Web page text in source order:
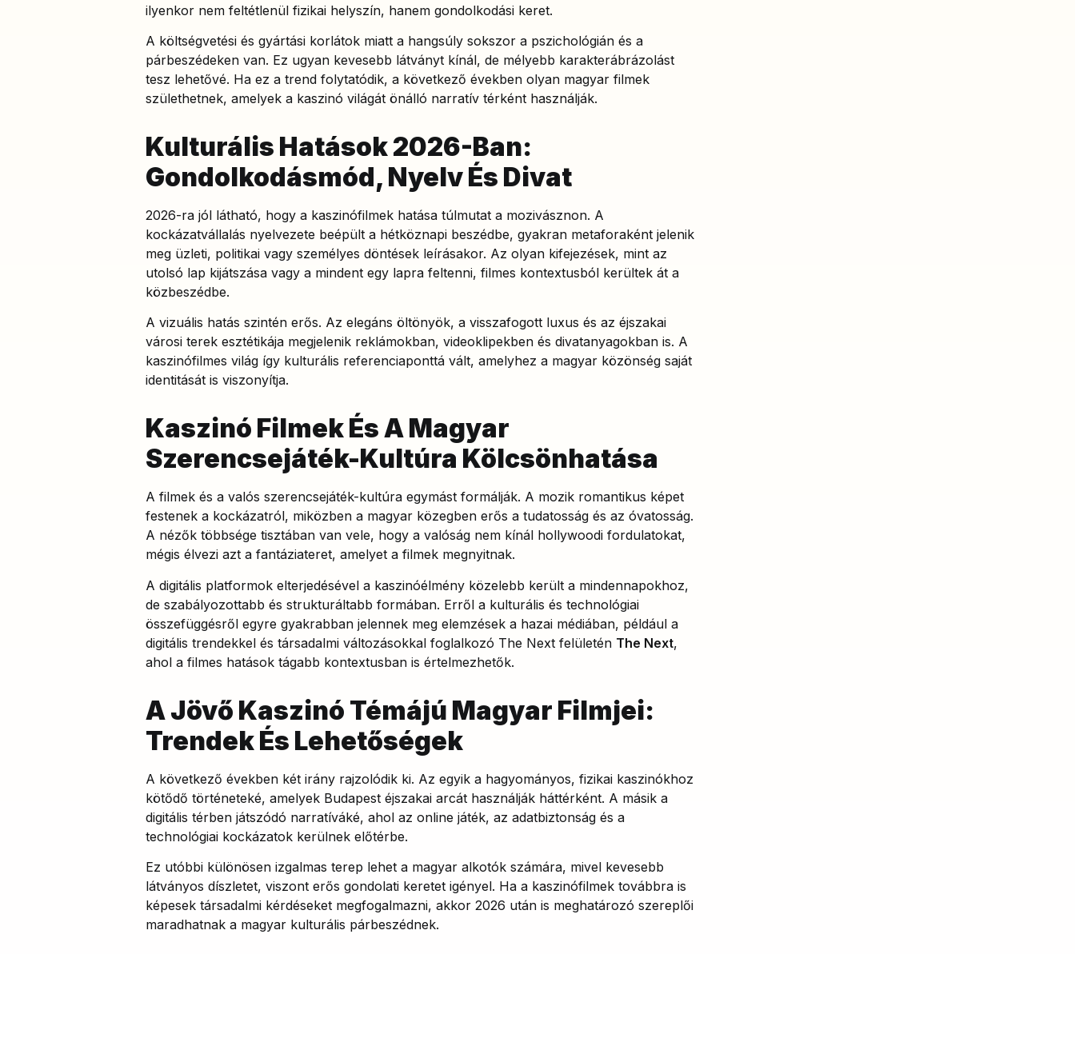
ilyenkor nem feltétlenül fizikai helyszín, hanem gondolkodási keret.
A költségvetési és gyártási korlátok miatt a hangsúly sokszor a pszichológián és a
párbeszédeken van. Ez ugyan kevesebb látványt kínál, de mélyebb karakterábrázolást
tesz lehetővé. Ha ez a trend folytatódik, a következő években olyan magyar filmek
születhetnek, amelyek a kaszinó világát önálló narratív térként használják.
Kulturális Hatások 2026-Ban:
Gondolkodásmód, Nyelv És Divat
2026-ra jól látható, hogy a kaszinófilmek hatása túlmutat a mozivásznon. A
kockázatvállalás nyelvezete beépült a hétköznapi beszédbe, gyakran metaforaként jelenik
meg üzleti, politikai vagy személyes döntések leírásakor. Az olyan kifejezések, mint az
utolsó lap kijátszása vagy a mindent egy lapra feltenni, filmes kontextusból kerültek át a
közbeszédbe.
A vizuális hatás szintén erős. Az elegáns öltönyök, a visszafogott luxus és az éjszakai
városi terek esztétikája megjelenik reklámokban, videoklipekben és divatanyagokban is. A
kaszinófilmes világ így kulturális referenciaponttá vált, amelyhez a magyar közönség saját
identitását is viszonyítja.
Kaszinó Filmek És A Magyar
Szerencsejáték-Kultúra Kölcsönhatása
A filmek és a valós szerencsejáték-kultúra egymást formálják. A mozik romantikus képet
festenek a kockázatról, miközben a magyar közegben erős a tudatosság és az óvatosság.
A nézők többsége tisztában van vele, hogy a valóság nem kínál hollywoodi fordulatokat,
mégis élvezi azt a fantáziateret, amelyet a filmek megnyitnak.
A digitális platformok elterjedésével a kaszinóélmény közelebb került a mindennapokhoz,
de szabályozottabb és strukturáltabb formában. Erről a kulturális és technológiai
összefüggésről egyre gyakrabban jelennek meg elemzések a hazai médiában, például a
digitális trendekkel és társadalmi változásokkal foglalkozó The Next felületén The Next,
ahol a filmes hatások tágabb kontextusban is értelmezhetők.
A Jövő Kaszinó Témájú Magyar Filmjei:
Trendek És Lehetőségek
A következő években két irány rajzolódik ki. Az egyik a hagyományos, fizikai kaszinókhoz
kötődő történeteké, amelyek Budapest éjszakai arcát használják háttérként. A másik a
digitális térben játszódó narratíváké, ahol az online játék, az adatbiztonság és a
technológiai kockázatok kerülnek előtérbe.
Ez utóbbi különösen izgalmas terep lehet a magyar alkotók számára, mivel kevesebb
látványos díszletet, viszont erős gondolati keretet igényel. Ha a kaszinófilmek továbbra is
képesek társadalmi kérdéseket megfogalmazni, akkor 2026 után is meghatározó szereplői
maradhatnak a magyar kulturális párbeszédnek.